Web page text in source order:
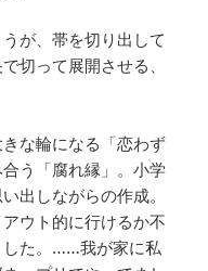
が、帯を切り出して
切って展開させる、
な輪になる「恋わず
う「腐れ縁」。小学
出しながらの作成。
ウト的に行けるか不
した。……我が家に私